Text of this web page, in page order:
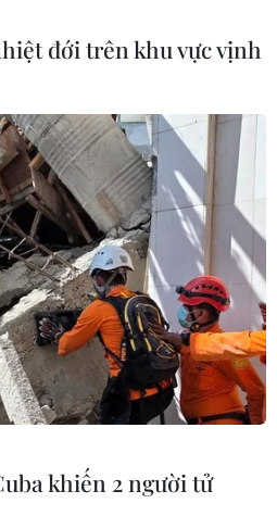
MỤC
tăng nhanh
đới trên khu vực vịnh
khiến 2 người tử